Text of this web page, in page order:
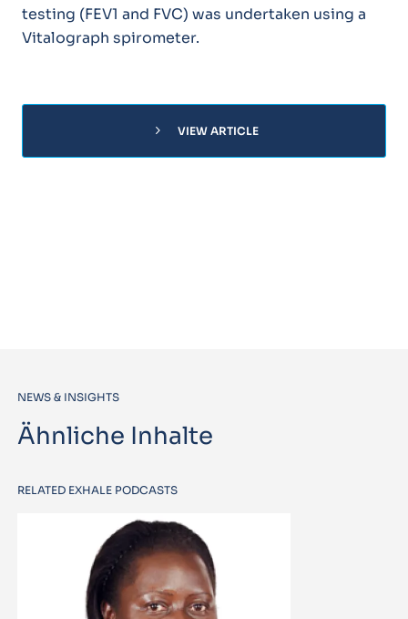
testing (FEV1 and FVC) was undertaken using a
Vitalograph spirometer.
chevron_right VIEW ARTICLE
NEWS & INSIGHTS
Ähnliche Inhalte
RELATED EXHALE PODCASTS